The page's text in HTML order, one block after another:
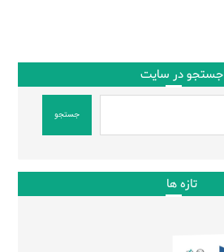
جستجو در سایت
جستجو
تازه ها